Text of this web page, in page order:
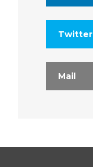
Twitter
Mail